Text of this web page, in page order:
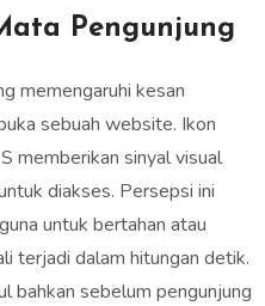
Pengunjung
memengaruhi kesan
sebuah website. Ikon
memberikan sinyal visual
diakses. Persepsi ini
untuk bertahan atau
terjadi dalam hitungan detik.
bahkan sebelum pengunjung